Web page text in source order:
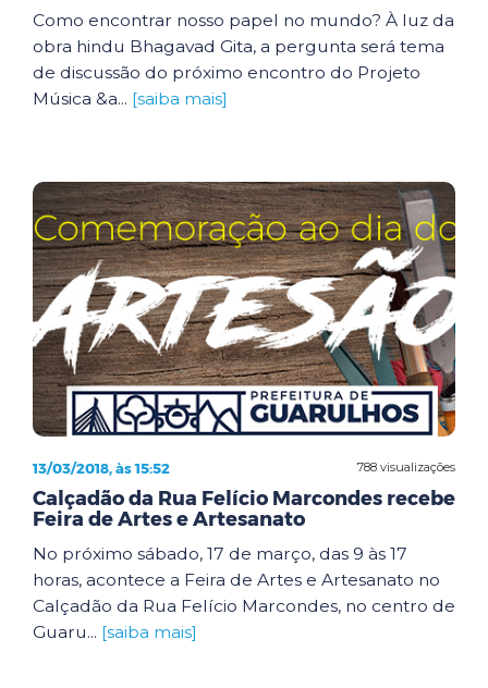
Como encontrar nosso papel no mundo? À luz da
obra hindu Bhagavad Gita, a pergunta será tema
de discussão do próximo encontro do Projeto
Música &a... [saiba mais]
788 visualizações
13/03/2018, às 15:52
Calçadão da Rua Felício Marcondes recebe
Feira de Artes e Artesanato
No próximo sábado, 17 de março, das 9 às 17
horas, acontece a Feira de Artes e Artesanato no
Calçadão da Rua Felício Marcondes, no centro de
Guaru... [saiba mais]